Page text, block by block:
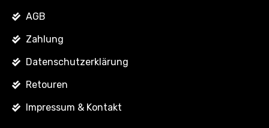
AGB
Zahlung
Datenschutzerklärung
Retouren
Impressum & Kontakt